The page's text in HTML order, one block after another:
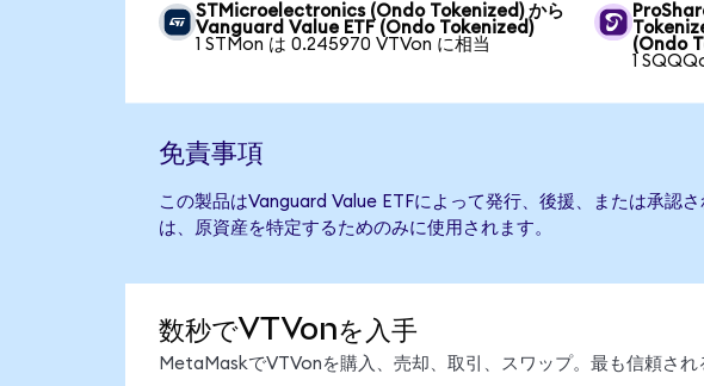
STMicroelectronics (Ondo Tokenized) から
Vanguard Value ETF (Ondo Tokenized)
1 STMon は 0.245970 VTVon に相当
(Ondo
1
免責事項
この製品はVanguard Value ETFによって発行、後援、または承認
は、原資産を特定するためのみに使用されます。
数秒でVTVonを入手
MetaMaskでVTVonを購入、売却、取引、スワップ。最も信頼され